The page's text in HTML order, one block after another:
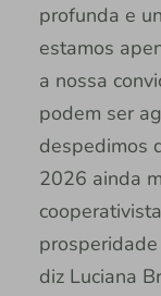
profunda e
estamos
a nossa
podem ser
despedimos
2026 ainda
diz Luciana